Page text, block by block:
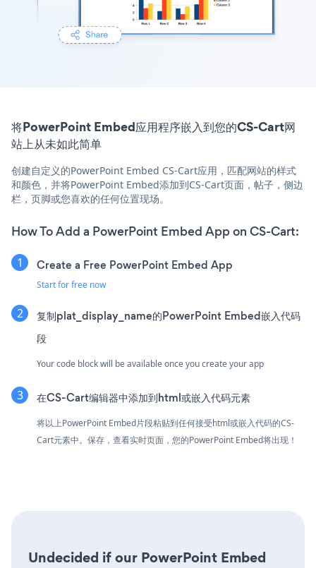
将PowerPoint Embed应用程序嵌入到您的CS-Cart网
站上从未如此简单
创建自定义的PowerPoint Embed CS-Cart应用，匹配网站的样式
和颜色，并将PowerPoint Embed添加到CS-Cart页面，帖子，侧边
栏，页脚或您喜欢的任何位置现场。
How To Add a PowerPoint Embed App on CS-Cart:
Create a Free PowerPoint Embed App
Start for free now
复制plat_display_name的PowerPoint Embed嵌入代码
段
Your code block will be available once you create your app
在CS-Cart编辑器中添加到html或嵌入代码元素
将以上PowerPoint Embed片段粘贴到任何接受html或嵌入代码的CS-
Cart元素中。保存，查看实时页面，您的PowerPoint Embed将出现！
Undecided if our PowerPoint Embed